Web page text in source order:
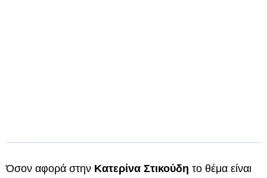
Όσον αφορά στην Κατερίνα Στικούδη το θέμα είναι